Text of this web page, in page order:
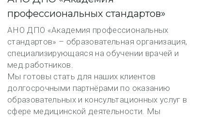
профессиональных стандартов»
АНО ДПО «Академия профессиональных
стандартов» – образовательная организация,
специализирующаяся на обучении врачей и
мед.работников.
Мы готовы стать для наших клиентов
долгосрочными партнёрами по оказанию
образовательных и консультационных услуг в
сфере медицинской деятельности. Мы